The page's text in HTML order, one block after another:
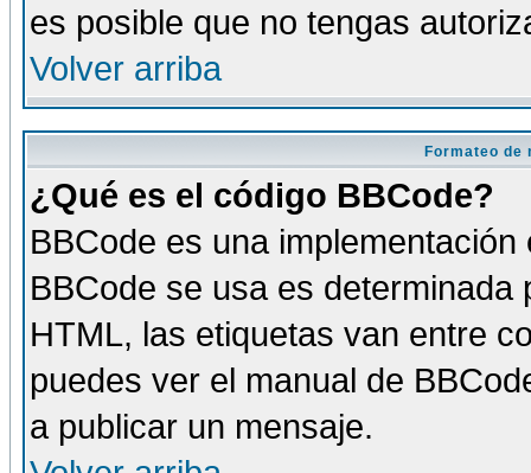
es posible que no tengas
Volver arriba
Formateo de
¿Qué es el código BBCode?
BBCode es una
BBCode se usa es
HTML, las etiquetas van entre
puedes ver el manual de
a publicar un mensaje.